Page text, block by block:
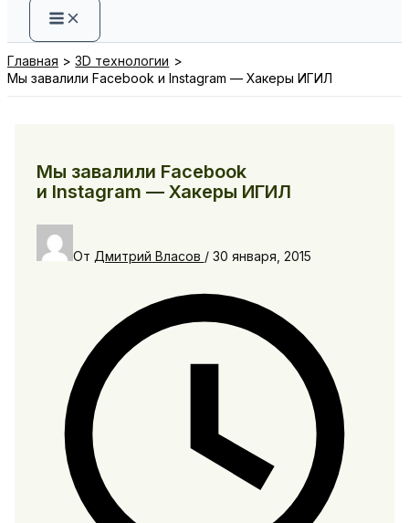
Главная
3D технологии
Мы завалили Facebook и Instagram — Хакеры ИГИЛ
Мы завалили Facebook
и Instagram — Хакеры ИГИЛ
От Дмитрий Власов / 30 января, 2015